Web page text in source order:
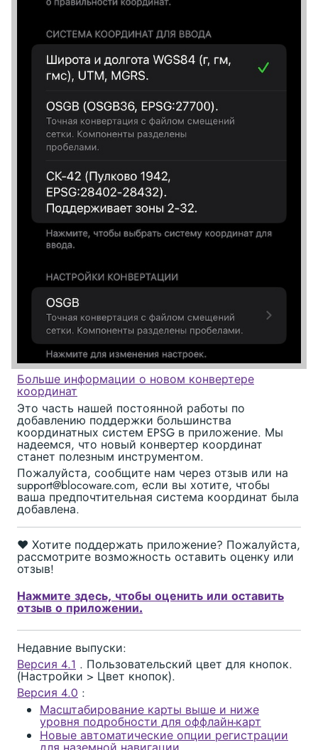
Больше информации о новом конвертере
координат
Это часть нашей постоянной работы по
добавлению поддержки большинства
координатных систем EPSG в приложение. Мы
надеемся, что новый конвертер координат
станет полезным инструментом.
Пожалуйста, сообщите нам через отзыв или на
support@blocoware.com, если вы хотите, чтобы
ваша предпочтительная система координат была
добавлена.
❤️ Хотите поддержать приложение? Пожалуйста,
рассмотрите возможность оставить оценку или
отзыв!
Нажмите здесь, чтобы оценить или оставить
отзыв о приложении.
Недавние выпуски:
Версия 4.1 . Пользовательский цвет для кнопок.
(Настройки > Цвет кнопок).
Версия 4.0 :
Масштабирование карты выше и ниже
уровня подробности для оффлайн-карт
Новые автоматические опции регистрации